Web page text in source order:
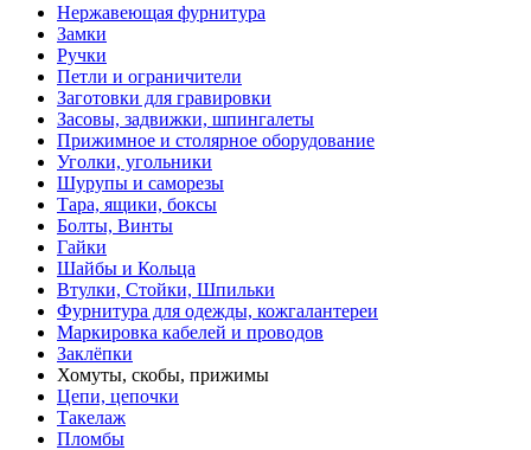
Нержавеющая фурнитура
Замки
Ручки
Петли и ограничители
Заготовки для гравировки
Засовы, задвижки, шпингалеты
Прижимное и столярное оборудование
Уголки, угольники
Шурупы и саморезы
Тара, ящики, боксы
Болты, Винты
Гайки
Шайбы и Кольца
Втулки, Стойки, Шпильки
Фурнитура для одежды, кожгалантереи
Маркировка кабелей и проводов
Заклёпки
Хомуты, скобы, прижимы
Цепи, цепочки
Такелаж
Пломбы